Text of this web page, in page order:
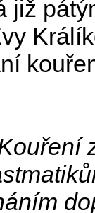
již